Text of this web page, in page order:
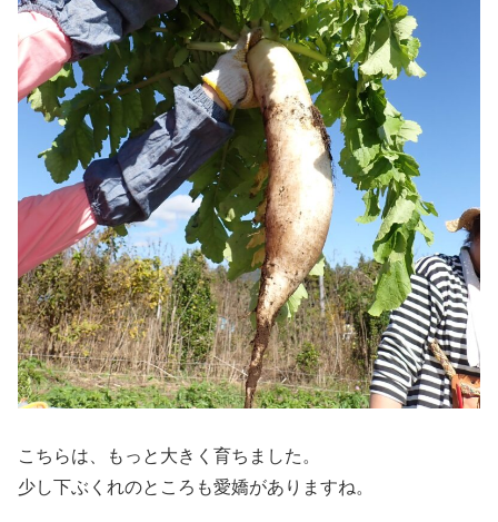
こちらは、もっと大きく育ちました。
少し下ぶくれのところも愛嬌がありますね。